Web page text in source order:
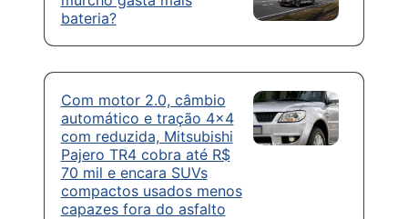
bateria?
Com motor 2.0, câmbio
automático e tração 4×4
com reduzida, Mitsubishi
Pajero TR4 cobra até R$
70 mil e encara SUVs
compactos usados menos
capazes fora do asfalto